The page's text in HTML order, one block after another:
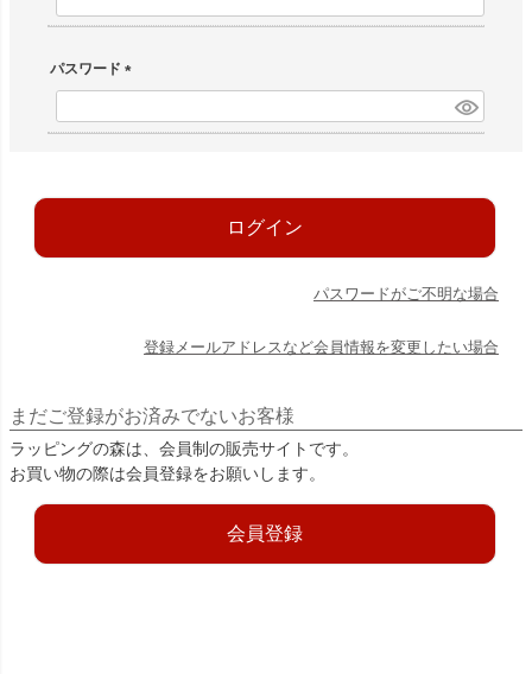
パスワード
(必須)
ログイン
パスワードがご不明な場合
登録メールアドレスなど会員情報を変更したい場合
まだご登録がお済みでないお客様
ラッピングの森は、会員制の販売サイトです。
お買い物の際は会員登録をお願いします。
会員登録